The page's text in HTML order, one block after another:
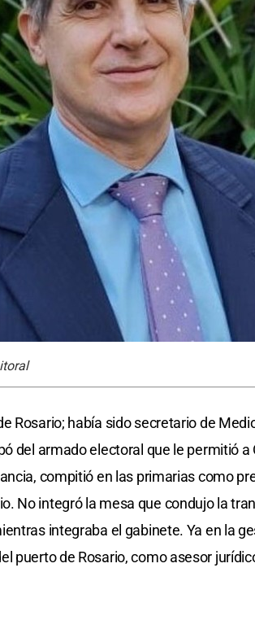
Rosario; había sido secretario de
del armado electoral que le permitió
compitió en las primarias como
No integró la mesa que condujo la
integraba el gabinete. Ya en la
puerto de Rosario, como asesor